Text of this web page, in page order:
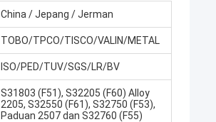
China / Jepang / Jerman
TOBO/TPCO/TISCO/VALIN/METAL
ISO/PED/TUV/SGS/LR/BV
S31803 (F51), S32205 (F60) Alloy
2205, S32550 (F61), S32750 (F53),
Paduan 2507 dan S32760 (F55)